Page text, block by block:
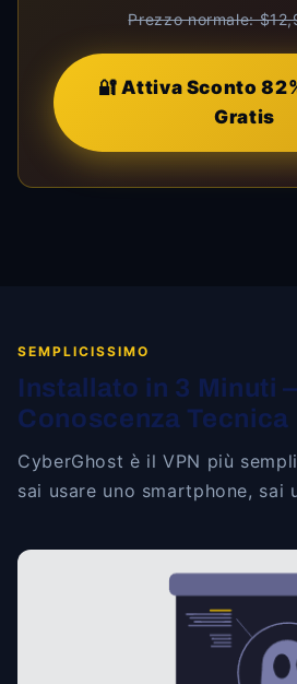
Prezzo normale:
🔐 Attiva Sconto
Gratis
SEMPLICISSIMO
Installato in 3 Minuti
Conoscenza Tecnica
CyberGhost è il VPN più
sai usare uno smartphone, sai